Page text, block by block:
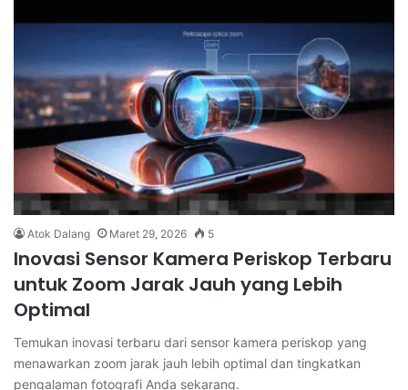
Atok Dalang Maret 29, 2026 5
Inovasi Sensor Kamera Periskop Terbaru
untuk Zoom Jarak Jauh yang Lebih
Optimal
Temukan inovasi terbaru dari sensor kamera periskop yang
menawarkan zoom jarak jauh lebih optimal dan tingkatkan
pengalaman fotografi Anda sekarang.